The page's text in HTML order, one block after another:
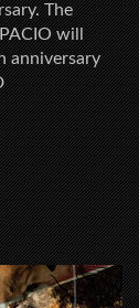
The
will
anniversary